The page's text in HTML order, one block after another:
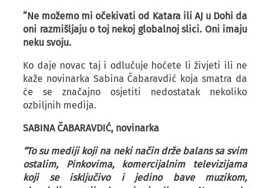
“Ne možemo mi očekivati od Katara ili AJ u Dohi da
oni razmišljaju o toj nekoj globalnoj slici. Oni imaju
neku svoju.
Ko daje novac taj i odlučuje hoćete li živjeti ili ne
kaže novinarka Sabina Čabaravdić koja smatra da
će se značajno osjetiti nedostatak nekoliko
ozbiljnih medija.
SABINA ČABARAVDIĆ, novinarka
“To su mediji koji na neki način drže balans sa svim
ostalim, Pinkovima, komercijalnim televizijama
koji se isključivo i jedino bave muzikom,